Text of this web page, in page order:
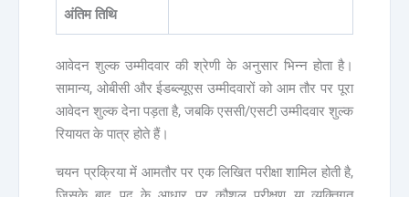
अंतिम तिथि
आवेदन शुल्क उम्मीदवार की श्रेणी के अनुसार भिन्न होता है।
सामान्य, ओबीसी और ईडब्ल्यूएस उम्मीदवारों को आम तौर पर पूरा
आवेदन शुल्क देना पड़ता है, जबकि एससी/एसटी उम्मीदवार शुल्क
रियायत के पात्र होते हैं।
चयन प्रक्रिया में आमतौर पर एक लिखित परीक्षा शामिल होती है,